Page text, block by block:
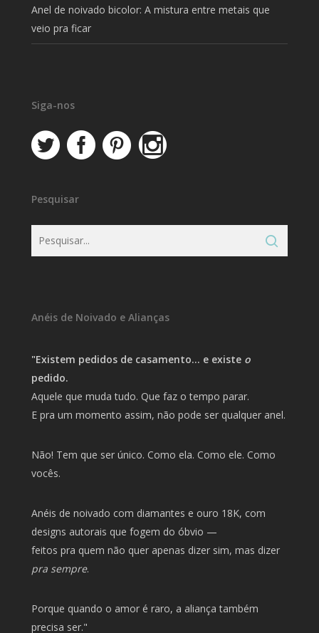
Anel de noivado bicolor: A mistura entre metais que
veio pra ficar
Siga-nos
Pesquisar
Anéis de Noivado e Alianças
"Existem pedidos de casamento… e existe o
pedido.
Aquele que muda tudo. Que faz o tempo parar.
E pra um momento assim, não pode ser qualquer anel.
Não! Tem que ser único. Como ela. Como ele. Como
vocês.
Anéis de noivado com diamantes e ouro 18K, com
designs autorais que fogem do óbvio —
feitos pra quem não quer apenas dizer sim, mas dizer
pra sempre.
Porque quando o amor é raro, a aliança também
precisa ser."